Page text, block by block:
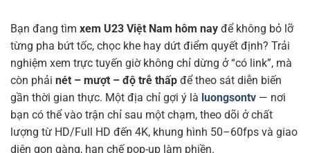
Bạn đang tìm xem U23 Việt Nam hôm nay để không bỏ lỡ
từng pha bứt tốc, chọc khe hay dứt điểm quyết định? Trải
nghiệm xem trực tuyến giờ không chỉ dừng ở “có link”, mà
còn phải nét – mượt – độ trễ thấp để theo sát diễn biến
gần thời gian thực. Một địa chỉ gợi ý là luongsontv — nơi
bạn có thể vào trận chỉ sau một chạm, theo dõi ở chất
lượng từ HD/Full HD đến 4K, khung hình 50–60fps và giao
diện gọn gàng, hạn chế pop-up làm phiền.